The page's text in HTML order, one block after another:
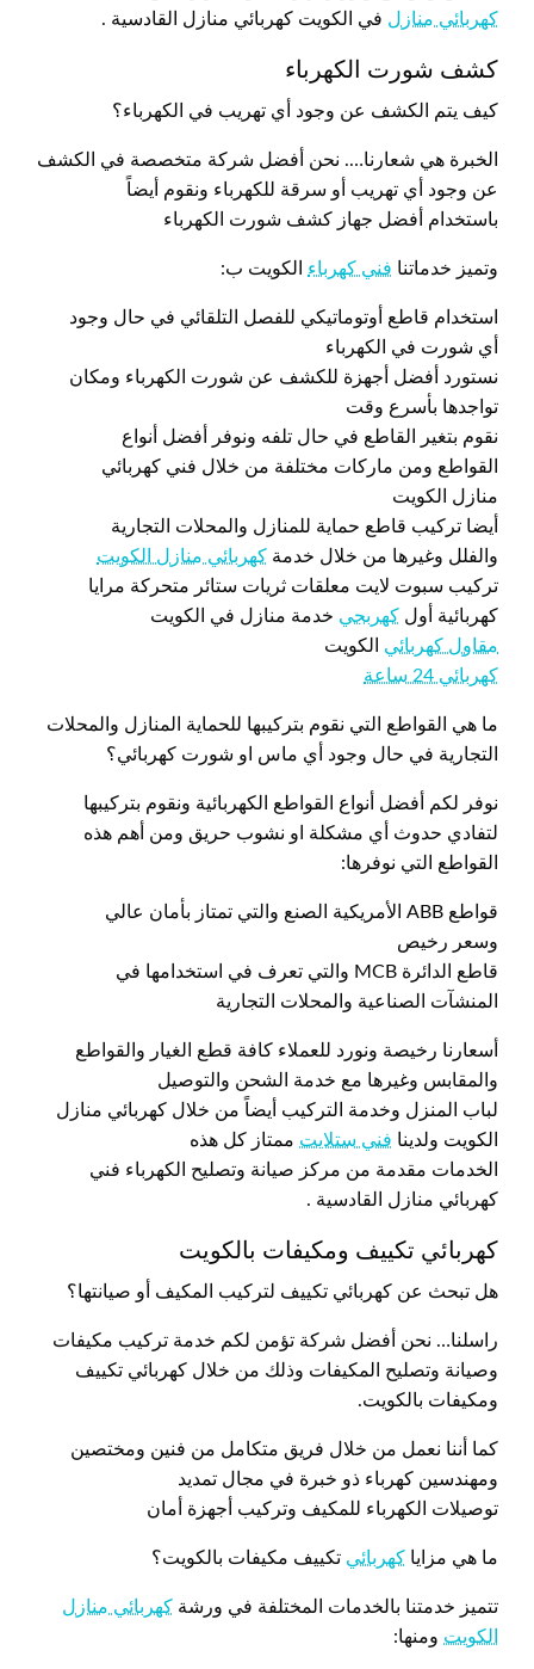
كهربائي منازل في الكويت كهربائي منازل القادسية .
كشف شورت الكهرباء
كيف يتم الكشف عن وجود أي تهريب في الكهرباء؟
الخبرة هي شعارنا…. نحن أفضل شركة متخصصة في الكشف
عن وجود أي تهريب أو سرقة للكهرباء ونقوم أيضاً
باستخدام أفضل جهاز كشف شورت الكهرباء
وتميز خدماتنا فني كهرباء الكويت ب:
استخدام قاطع أوتوماتيكي للفصل التلقائي في حال وجود
أي شورت في الكهرباء
نستورد أفضل أجهزة للكشف عن شورت الكهرباء ومكان
تواجدها بأسرع وقت
نقوم بتغير القاطع في حال تلفه ونوفر أفضل أنواع
القواطع ومن ماركات مختلفة من خلال فني كهربائي
منازل الكويت
أيضا تركيب قاطع حماية للمنازل والمحلات التجارية
والفلل وغيرها من خلال خدمة كهربائي منازل الكويت
تركيب سبوت لايت معلقات ثريات ستائر متحركة مرايا
كهربائية أول كهربجي خدمة منازل في الكويت
مقاول كهربائي الكويت
كهربائي 24 ساعة
ما هي القواطع التي نقوم بتركيبها للحماية المنازل والمحلات
التجارية في حال وجود أي ماس او شورت كهربائي؟
نوفر لكم أفضل أنواع القواطع الكهربائية ونقوم بتركيبها
لتفادي حدوث أي مشكلة او نشوب حريق ومن أهم هذه
القواطع التي نوفرها:
قواطع ABB الأمريكية الصنع والتي تمتاز بأمان عالي
وسعر رخيص
قاطع الدائرة MCB والتي تعرف في استخدامها في
المنشآت الصناعية والمحلات التجارية
أسعارنا رخيصة ونورد للعملاء كافة قطع الغيار والقواطع
والمقابس وغيرها مع خدمة الشحن والتوصيل
لباب المنزل وخدمة التركيب أيضاً من خلال كهربائي منازل
الكويت ولدينا فني ستلايت ممتاز كل هذه
الخدمات مقدمة من مركز صيانة وتصليح الكهرباء فني
كهربائي منازل القادسية .
كهربائي تكييف ومكيفات بالكويت
هل تبحث عن كهربائي تكييف لتركيب المكيف أو صيانتها؟
راسلنا… نحن أفضل شركة تؤمن لكم خدمة تركيب مكيفات
وصيانة وتصليح المكيفات وذلك من خلال كهربائي تكييف
ومكيفات بالكويت.
كما أننا نعمل من خلال فريق متكامل من فنين ومختصين
ومهندسين كهرباء ذو خبرة في مجال تمديد
توصيلات الكهرباء للمكيف وتركيب أجهزة أمان
ما هي مزايا كهربائي تكييف مكيفات بالكويت؟
تتميز خدمتنا بالخدمات المختلفة في ورشة كهربائي منازل
الكويت ومنها: